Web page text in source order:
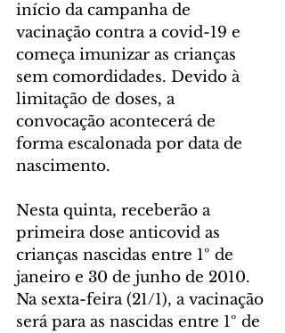
início da campanha de
vacinação contra a covid-19 e
começa imunizar as crianças
sem comordidades. Devido à
limitação de doses, a
convocação acontecerá de
forma escalonada por data de
nascimento.
Nesta quinta, receberão a
primeira dose anticovid as
crianças nascidas entre 1º de
janeiro e 30 de junho de 2010.
Na sexta-feira (21/1), a vacinação
será para as nascidas entre 1º de